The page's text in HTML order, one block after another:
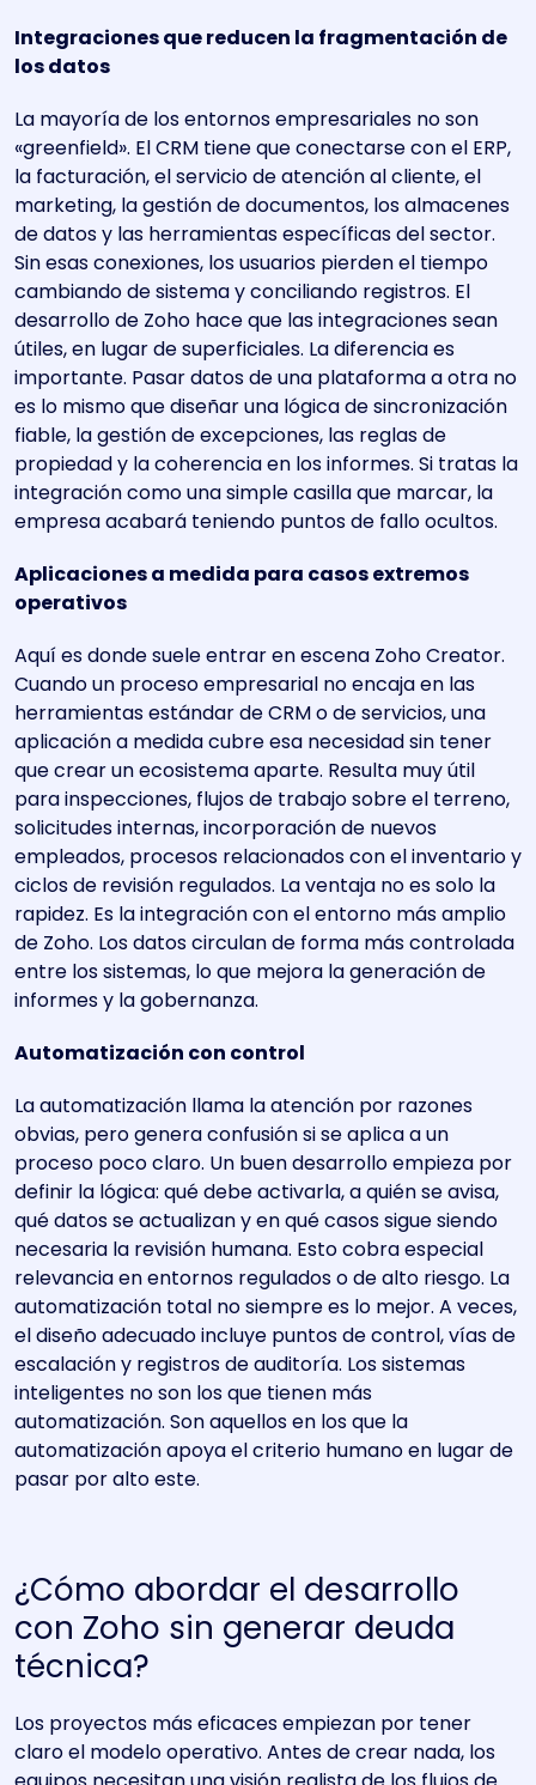
Integraciones que reducen la fragmentación de
los datos
La mayoría de los entornos empresariales no son
«greenfield». El CRM tiene que conectarse con el ERP,
la facturación, el servicio de atención al cliente, el
marketing, la gestión de documentos, los almacenes
de datos y las herramientas específicas del sector.
Sin esas conexiones, los usuarios pierden el tiempo
cambiando de sistema y conciliando registros. El
desarrollo de Zoho hace que las integraciones sean
útiles, en lugar de superficiales. La diferencia es
importante. Pasar datos de una plataforma a otra no
es lo mismo que diseñar una lógica de sincronización
fiable, la gestión de excepciones, las reglas de
propiedad y la coherencia en los informes. Si tratas la
integración como una simple casilla que marcar, la
empresa acabará teniendo puntos de fallo ocultos.
Aplicaciones a medida para casos extremos
operativos
Aquí es donde suele entrar en escena Zoho Creator.
Cuando un proceso empresarial no encaja en las
herramientas estándar de CRM o de servicios, una
aplicación a medida cubre esa necesidad sin tener
que crear un ecosistema aparte. Resulta muy útil
para inspecciones, flujos de trabajo sobre el terreno,
solicitudes internas, incorporación de nuevos
empleados, procesos relacionados con el inventario y
ciclos de revisión regulados. La ventaja no es solo la
rapidez. Es la integración con el entorno más amplio
de Zoho. Los datos circulan de forma más controlada
entre los sistemas, lo que mejora la generación de
informes y la gobernanza.
Automatización con control
La automatización llama la atención por razones
obvias, pero genera confusión si se aplica a un
proceso poco claro. Un buen desarrollo empieza por
definir la lógica: qué debe activarla, a quién se avisa,
qué datos se actualizan y en qué casos sigue siendo
necesaria la revisión humana. Esto cobra especial
relevancia en entornos regulados o de alto riesgo. La
automatización total no siempre es lo mejor. A veces,
el diseño adecuado incluye puntos de control, vías de
escalación y registros de auditoría. Los sistemas
inteligentes no son los que tienen más
automatización. Son aquellos en los que la
automatización apoya el criterio humano en lugar de
pasar por alto este.
¿Cómo abordar el desarrollo
con Zoho sin generar deuda
técnica?
Los proyectos más eficaces empiezan por tener
claro el modelo operativo. Antes de crear nada, los